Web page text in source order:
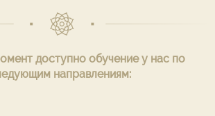
доступно обучение у нас по
направлениям: